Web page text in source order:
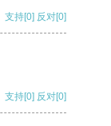
支持[0] 反对[0]
支持[0] 反对[0]